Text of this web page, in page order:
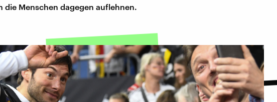
die Menschen dagegen auflehnen.